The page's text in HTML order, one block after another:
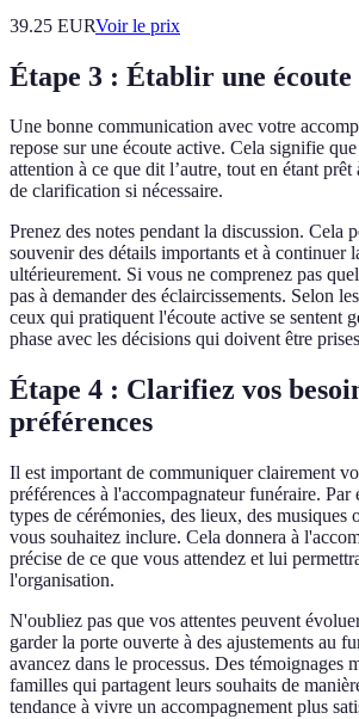
39.25 EURVoir le prix
Étape 3 : Établir une écoute
Une bonne communication avec votre
repose sur une écoute active. Cela signifie
attention à ce que dit l’autre, tout en étant prêt
de clarification si nécessaire.
Prenez des notes pendant la discussion. Cela
souvenir des détails importants et à continuer
ultérieurement. Si vous ne comprenez pas
pas à demander des éclaircissements. Selon
ceux qui pratiquent l'écoute active se sentent
phase avec les décisions qui doivent être
Étape 4 : Clarifiez vos
préférences
Il est important de communiquer clairement
préférences à l'accompagnateur funéraire. Par
types de cérémonies, des lieux, des musiques
vous souhaitez inclure. Cela donnera à
précise de ce que vous attendez et lui
l'organisation.
N'oubliez pas que vos attentes peuvent
garder la porte ouverte à des ajustements au
avancez dans le processus. Des témoignages
familles qui partagent leurs souhaits de
tendance à vivre un accompagnement plus